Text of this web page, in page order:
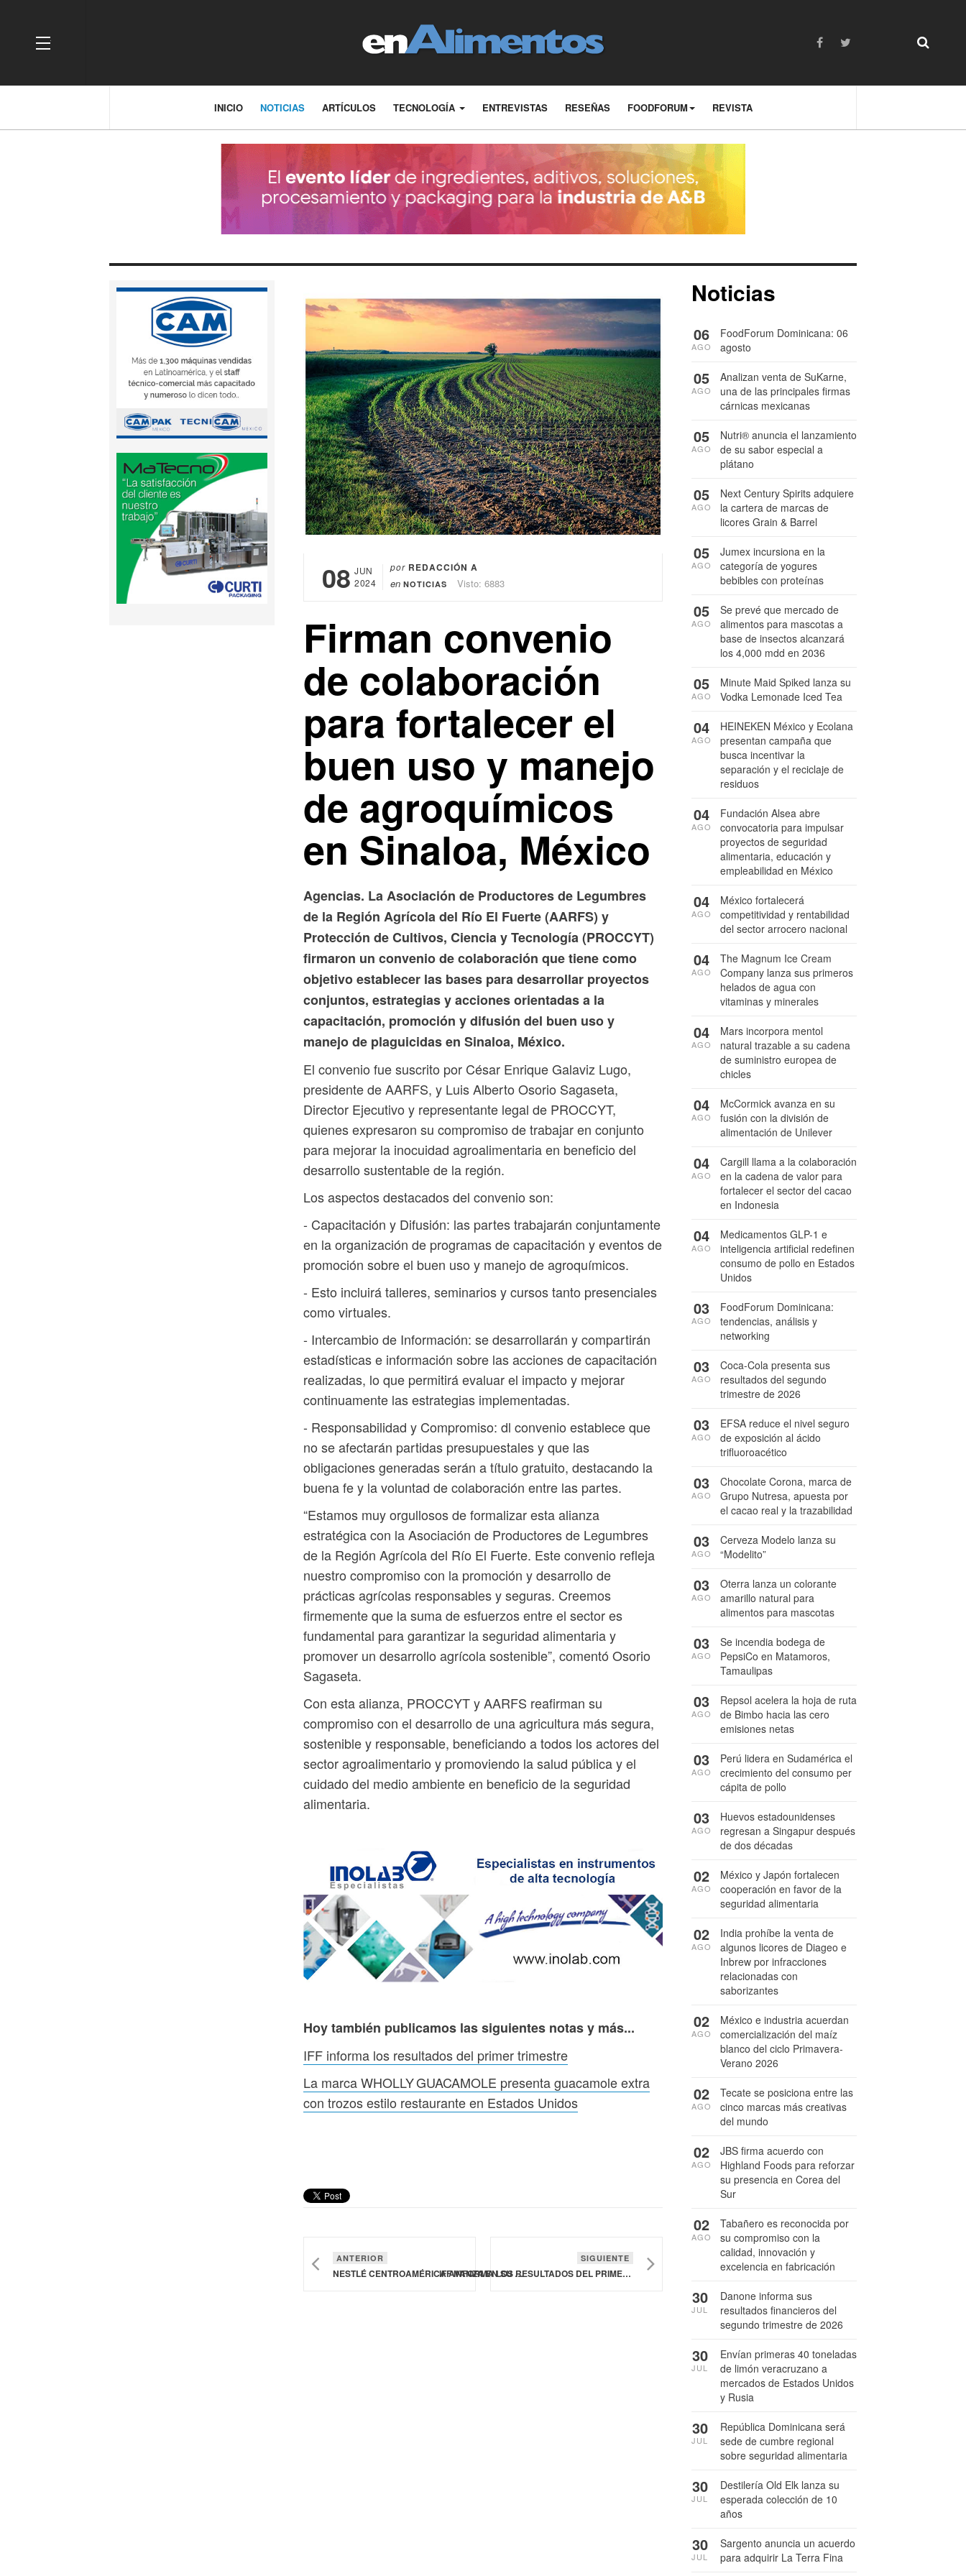
OFF CANVAS
INICIO NOTICIAS ARTÍCULOS TECNOLOGÍA ENTREVISTAS RESEÑAS FOODFORUM REVISTA
08 JUN
2024
por REDACCIÓN A
en NOTICIAS Visto: 6883
Firman convenio
de colaboración
para fortalecer el
buen uso y manejo
de agroquímicos
en Sinaloa, México
Agencias. La Asociación de Productores de Legumbres
de la Región Agrícola del Río El Fuerte (AARFS) y
Protección de Cultivos, Ciencia y Tecnología (PROCCYT)
firmaron un convenio de colaboración que tiene como
objetivo establecer las bases para desarrollar proyectos
conjuntos, estrategias y acciones orientadas a la
capacitación, promoción y difusión del buen uso y
manejo de plaguicidas en Sinaloa, México.
El convenio fue suscrito por César Enrique Galaviz Lugo,
presidente de AARFS, y Luis Alberto Osorio Sagaseta,
Director Ejecutivo y representante legal de PROCCYT,
quienes expresaron su compromiso de trabajar en conjunto
para mejorar la inocuidad agroalimentaria en beneficio del
desarrollo sustentable de la región.
Los aspectos destacados del convenio son:
- Capacitación y Difusión: las partes trabajarán conjuntamente
en la organización de programas de capacitación y eventos de
promoción sobre el buen uso y manejo de agroquímicos.
- Esto incluirá talleres, seminarios y cursos tanto presenciales
como virtuales.
- Intercambio de Información: se desarrollarán y compartirán
estadísticas e información sobre las acciones de capacitación
realizadas, lo que permitirá evaluar el impacto y mejorar
continuamente las estrategias implementadas.
- Responsabilidad y Compromiso: dl convenio establece que
no se afectarán partidas presupuestales y que las
obligaciones generadas serán a título gratuito, destacando la
buena fe y la voluntad de colaboración entre las partes.
“Estamos muy orgullosos de formalizar esta alianza
estratégica con la Asociación de Productores de Legumbres
de la Región Agrícola del Río El Fuerte. Este convenio refleja
nuestro compromiso con la promoción y desarrollo de
prácticas agrícolas responsables y seguras. Creemos
firmemente que la suma de esfuerzos entre el sector es
fundamental para garantizar la seguridad alimentaria y
promover un desarrollo agrícola sostenible”, comentó Osorio
Sagaseta.
Con esta alianza, PROCCYT y AARFS reafirman su
compromiso con el desarrollo de una agricultura más segura,
sostenible y responsable, beneficiando a todos los actores del
sector agroalimentario y promoviendo la salud pública y el
cuidado del medio ambiente en beneficio de la seguridad
alimentaria.
Hoy también publicamos las siguientes notas y más...
IFF informa los resultados del primer trimestre
La marca WHOLLY GUACAMOLE presenta guacamole extra
con trozos estilo restaurante en Estados Unidos
ANTERIOR
NESTLÉ CENTROAMÉRICA AVANZA EN SU COMPROMISO PARA RECUPERAR SUS ENVASES
SIGUIENTE
IFF INFORMA LOS RESULTADOS DEL PRIMER TRIMESTRE
Noticias
FoodForum Dominicana: 06
agosto
06
AGO
Analizan venta de SuKarne,
una de las principales firmas
cárnicas mexicanas
05
AGO
Nutri® anuncia el lanzamiento
de su sabor especial a
plátano
05
AGO
Next Century Spirits adquiere
la cartera de marcas de
licores Grain & Barrel
05
AGO
Jumex incursiona en la
categoría de yogures
bebibles con proteínas
05
AGO
Se prevé que mercado de
alimentos para mascotas a
base de insectos alcanzará
los 4,000 mdd en 2036
05
AGO
Minute Maid Spiked lanza su
Vodka Lemonade Iced Tea
05
AGO
HEINEKEN México y Ecolana
presentan campaña que
busca incentivar la
separación y el reciclaje de
residuos
04
AGO
Fundación Alsea abre
convocatoria para impulsar
proyectos de seguridad
alimentaria, educación y
empleabilidad en México
04
AGO
México fortalecerá
competitividad y rentabilidad
del sector arrocero nacional
04
AGO
The Magnum Ice Cream
Company lanza sus primeros
helados de agua con
vitaminas y minerales
04
AGO
Mars incorpora mentol
natural trazable a su cadena
de suministro europea de
chicles
04
AGO
McCormick avanza en su
fusión con la división de
alimentación de Unilever
04
AGO
Cargill llama a la colaboración
en la cadena de valor para
fortalecer el sector del cacao
en Indonesia
04
AGO
Medicamentos GLP-1 e
inteligencia artificial redefinen
consumo de pollo en Estados
Unidos
04
AGO
FoodForum Dominicana:
tendencias, análisis y
networking
03
AGO
Coca-Cola presenta sus
resultados del segundo
trimestre de 2026
03
AGO
EFSA reduce el nivel seguro
de exposición al ácido
trifluoroacético
03
AGO
Chocolate Corona, marca de
Grupo Nutresa, apuesta por
el cacao real y la trazabilidad
03
AGO
Cerveza Modelo lanza su
“Modelito”
03
AGO
Oterra lanza un colorante
amarillo natural para
alimentos para mascotas
03
AGO
Se incendia bodega de
PepsiCo en Matamoros,
Tamaulipas
03
AGO
Repsol acelera la hoja de ruta
de Bimbo hacia las cero
emisiones netas
03
AGO
Perú lidera en Sudamérica el
crecimiento del consumo per
cápita de pollo
03
AGO
Huevos estadounidenses
regresan a Singapur después
de dos décadas
03
AGO
México y Japón fortalecen
cooperación en favor de la
seguridad alimentaria
02
AGO
India prohíbe la venta de
algunos licores de Diageo e
Inbrew por infracciones
relacionadas con
saborizantes
02
AGO
México e industria acuerdan
comercialización del maíz
blanco del ciclo Primavera-
Verano 2026
02
AGO
Tecate se posiciona entre las
cinco marcas más creativas
del mundo
02
AGO
JBS firma acuerdo con
Highland Foods para reforzar
su presencia en Corea del
Sur
02
AGO
Tabañero es reconocida por
su compromiso con la
calidad, innovación y
excelencia en fabricación
02
AGO
Danone informa sus
resultados financieros del
segundo trimestre de 2026
30
JUL
Envían primeras 40 toneladas
de limón veracruzano a
mercados de Estados Unidos
y Rusia
30
JUL
República Dominicana será
sede de cumbre regional
sobre seguridad alimentaria
30
JUL
Destilería Old Elk lanza su
esperada colección de 10
años
30
JUL
Sargento anuncia un acuerdo
para adquirir La Terra Fina
30
JUL